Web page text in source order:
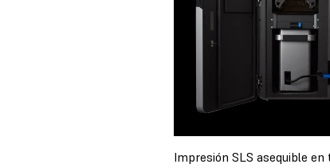
Impresión SLS asequible